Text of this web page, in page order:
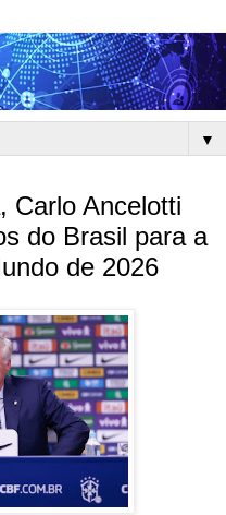
▼
Carlo Ancelotti
do Brasil para a
de 2026